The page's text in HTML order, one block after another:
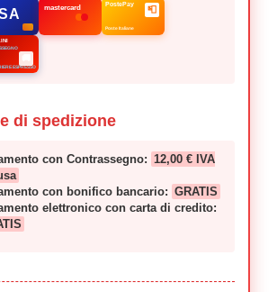
mastercard
PostePay
Poste Italiane
📮
ESPRESSO
🚚
di spedizione
con Contrassegno: 12,00 € IVA
con bonifico bancario: GRATIS
elettronico con carta di credito: